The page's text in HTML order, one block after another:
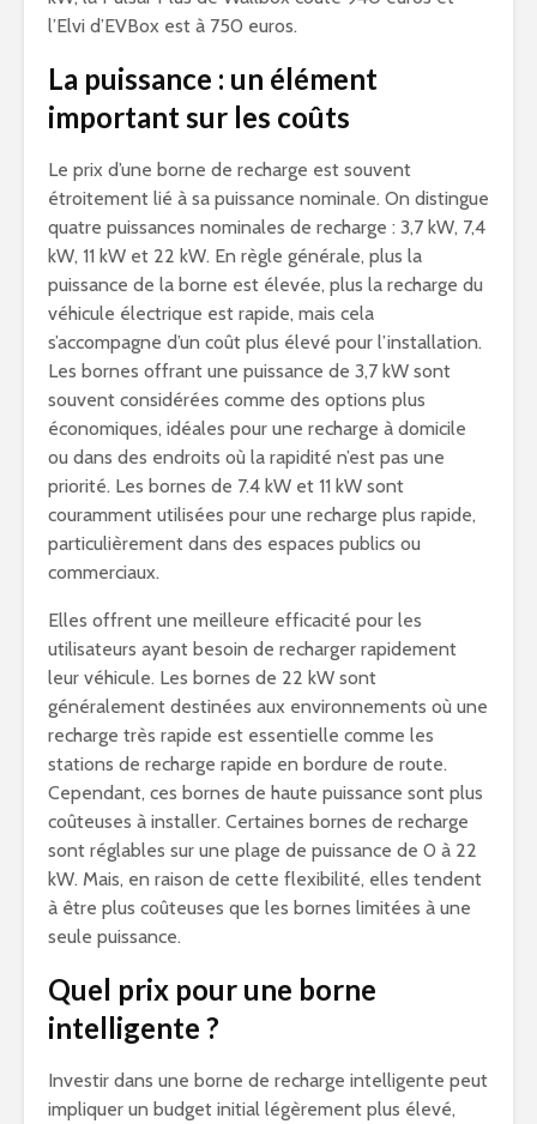
l’Elvi d’EVBox est à 750 euros.
La puissance : un élément
important sur les coûts
Le prix d’une borne de recharge est souvent
étroitement lié à sa puissance nominale. On distingue
quatre puissances nominales de recharge : 3,7 kW, 7,4
kW, 11 kW et 22 kW. En règle générale, plus la
puissance de la borne est élevée, plus la recharge du
véhicule électrique est rapide, mais cela
s’accompagne d’un coût plus élevé pour l’installation.
Les bornes offrant une puissance de 3,7 kW sont
souvent considérées comme des options plus
économiques, idéales pour une recharge à domicile
ou dans des endroits où la rapidité n’est pas une
priorité. Les bornes de 7.4 kW et 11 kW sont
couramment utilisées pour une recharge plus rapide,
particulièrement dans des espaces publics ou
commerciaux.
Elles offrent une meilleure efficacité pour les
utilisateurs ayant besoin de recharger rapidement
leur véhicule. Les bornes de 22 kW sont
généralement destinées aux environnements où une
recharge très rapide est essentielle comme les
stations de recharge rapide en bordure de route.
Cependant, ces bornes de haute puissance sont plus
coûteuses à installer. Certaines bornes de recharge
sont réglables sur une plage de puissance de 0 à 22
kW. Mais, en raison de cette flexibilité, elles tendent
à être plus coûteuses que les bornes limitées à une
seule puissance.
Quel prix pour une borne
intelligente ?
Investir dans une borne de recharge intelligente peut
impliquer un budget initial légèrement plus élevé,